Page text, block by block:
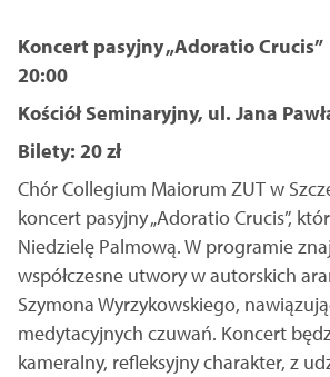
Koncert pasyjny „Adoratio Crucis”
20:00
Kościół Seminaryjny, ul. Jana
Bilety: 20 zł
Chór Collegium Maiorum ZUT w
koncert pasyjny „Adoratio Crucis”,
Niedzielę Palmową. W programie
współczesne utwory w autorskich
Szymona Wyrzykowskiego,
medytacyjnych czuwań. Koncert
kameralny, refleksyjny charakter, z